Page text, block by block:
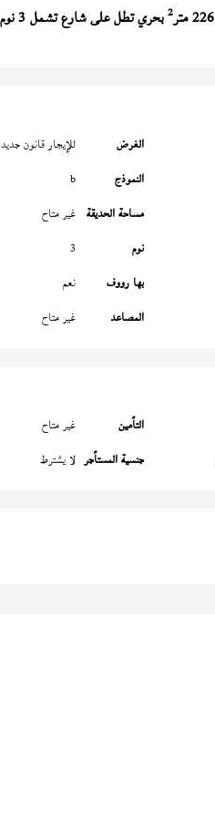
2بحري تطل على شارع تشمل 3 نوم 3 حمام 0 بلكونة النموذج (
الغرض
للإيجار قانون جديد
النموذج
b
مساحة الحديقة غير متاح
نوم
3
بها رووف
نعم
المصاعد غير متاح
التأمين
غير متاح
جنسية المستأجر لا يشترط